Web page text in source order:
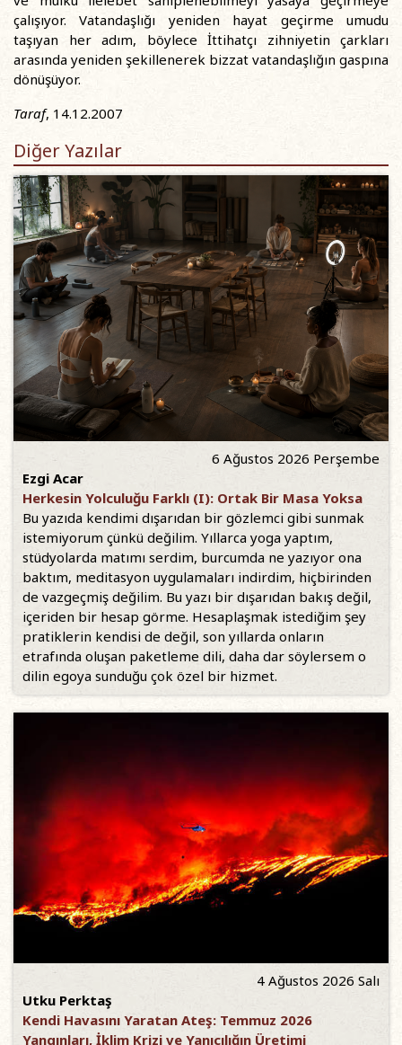
çalışıyor. Vatandaşlığı yeniden hayat geçirme umudu
taşıyan her adım, böylece İttihatçı zihniyetin çarkları
arasında yeniden şekillenerek bizzat vatandaşlığın gaspına
dönüşüyor.
Taraf, 14.12.2007
Diğer Yazılar
6 Ağustos 2026 Perşembe
Ezgi Acar
Herkesin Yolculuğu Farklı (I): Ortak Bir Masa Yoksa
Bu yazıda kendimi dışarıdan bir gözlemci gibi sunmak
istemiyorum çünkü değilim. Yıllarca yoga yaptım,
stüdyolarda matımı serdim, burcumda ne yazıyor ona
baktım, meditasyon uygulamaları indirdim, hiçbirinden
de vazgeçmiş değilim. Bu yazı bir dışarıdan bakış değil,
içeriden bir hesap görme. Hesaplaşmak istediğim şey
pratiklerin kendisi de değil, son yıllarda onların
etrafında oluşan paketleme dili, daha dar söylersem o
dilin egoya sunduğu çok özel bir hizmet.
4 Ağustos 2026 Salı
Utku Perktaş
Kendi Havasını Yaratan Ateş: Temmuz 2026
Yangınları, İklim Krizi ve Yanıcılığın Üretimi